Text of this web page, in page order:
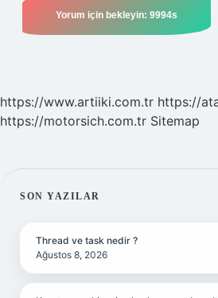
https://www.artiiki.com.tr https://
https://motorsich.com.tr Sitemap
SIDEBAR
SON YAZILAR
Thread ve task nedir ?
Ağustos 8, 2026